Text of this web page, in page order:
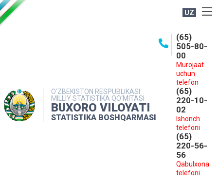
UZ
O‘ZBEKISTON RESPUBLIKASI
MILLIY STATISTIKA QO‘MITASI
BUXORO VILOYATI
STATISTIKA BOSHQARMASI
(65)
505-80-
00
Murojaat
uchun
telefon
(65)
220-10-
02
Ishonch
telefoni
(65)
220-56-
56
Qabulxona
telefoni
MATBUOT XIZMATI
MUROJAATLAR